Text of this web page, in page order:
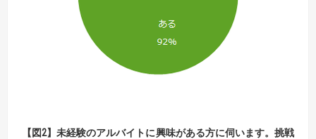
【図2】未経験のアルバイトに興味がある方に伺います。挑戦